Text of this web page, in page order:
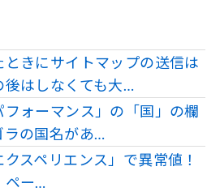
きにサイトマップの送信は
後はしなくても大…
ォーマンス」の「国」の欄
ラの国名があ…
スペリエンス」で異常値！
ペー…